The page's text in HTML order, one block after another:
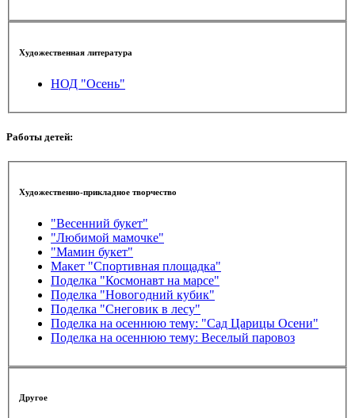
Художественная литература
НОД "Осень"
Работы детей:
Художественно-прикладное творчество
"Весенний букет"
"Любимой мамочке"
"Мамин букет"
Макет "Спортивная площадка"
Поделка "Космонавт на марсе"
Поделка "Новогодний кубик"
Поделка "Снеговик в лесу"
Поделка на осеннюю тему: "Сад Царицы Осени"
Поделка на осеннюю тему: Веселый паровоз
Другое